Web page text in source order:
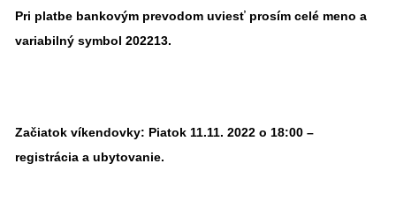
Pri platbe bankovým prevodom uviesť prosím celé meno a
variabilný symbol 202213.
Začiatok víkendovky: Piatok 11.11. 2022 o 18:00 –
registrácia a ubytovanie.